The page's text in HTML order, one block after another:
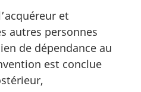
et
autres personnes
de dépendance au
est conclue